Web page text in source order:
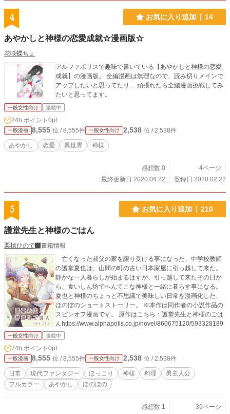
4 お気に入り追加 14
あやかしと神様の恋愛成就☆漫画版☆
花咲蝶ちょ
アルファポリスで趣味で書いている【あやかしと神様の恋愛
成就】の漫画版。 全編漫画は無理なので、読み切りメインで
アップしたいと思ってたり… 頑張れたら全編漫画挑戦してみ
たいと思ってます。
一般女性向け 連載中
24h.ポイント 0pt
一般漫画 8,555 位 / 8,555件 一般女性向け 2,538 位 / 2,538件
あやかし 恋愛 異世界 神様
感想数 0
4ページ
最終更新日 2020.04.22
登録日 2020.02.22
5 お気に入り追加 210
護堂先生と神様のごはん
栗槙ひので
書籍情報
亡くなった叔父の家を譲り受ける事になった、中学校教師
の護堂夏也は、山間の町の古い日本家屋に引っ越して来た。
静かな一人暮らしが始まるはずが、引っ越して来たその日か
ら、食いしん坊でへんてこな神様と一緒に暮らす事になる。
夏也と神様のちょっと不思議で美味しい日常を漫画化した、
ほのぼのショートストーリー。 ※本作は同作者の小説作品の
スピンオフ漫画です。 原作はこちら：‪護堂先生と神様のごは
一般女性向け 連載中
24h.ポイント 0pt
一般漫画 8,555 位 / 8,555件 一般女性向け 2,538 位 / 2,538件
日常 現代ファンタジー ほっこり 神様 料理
男主人公
フルカラー
あやかし ほのぼの
感想数 1
39ページ